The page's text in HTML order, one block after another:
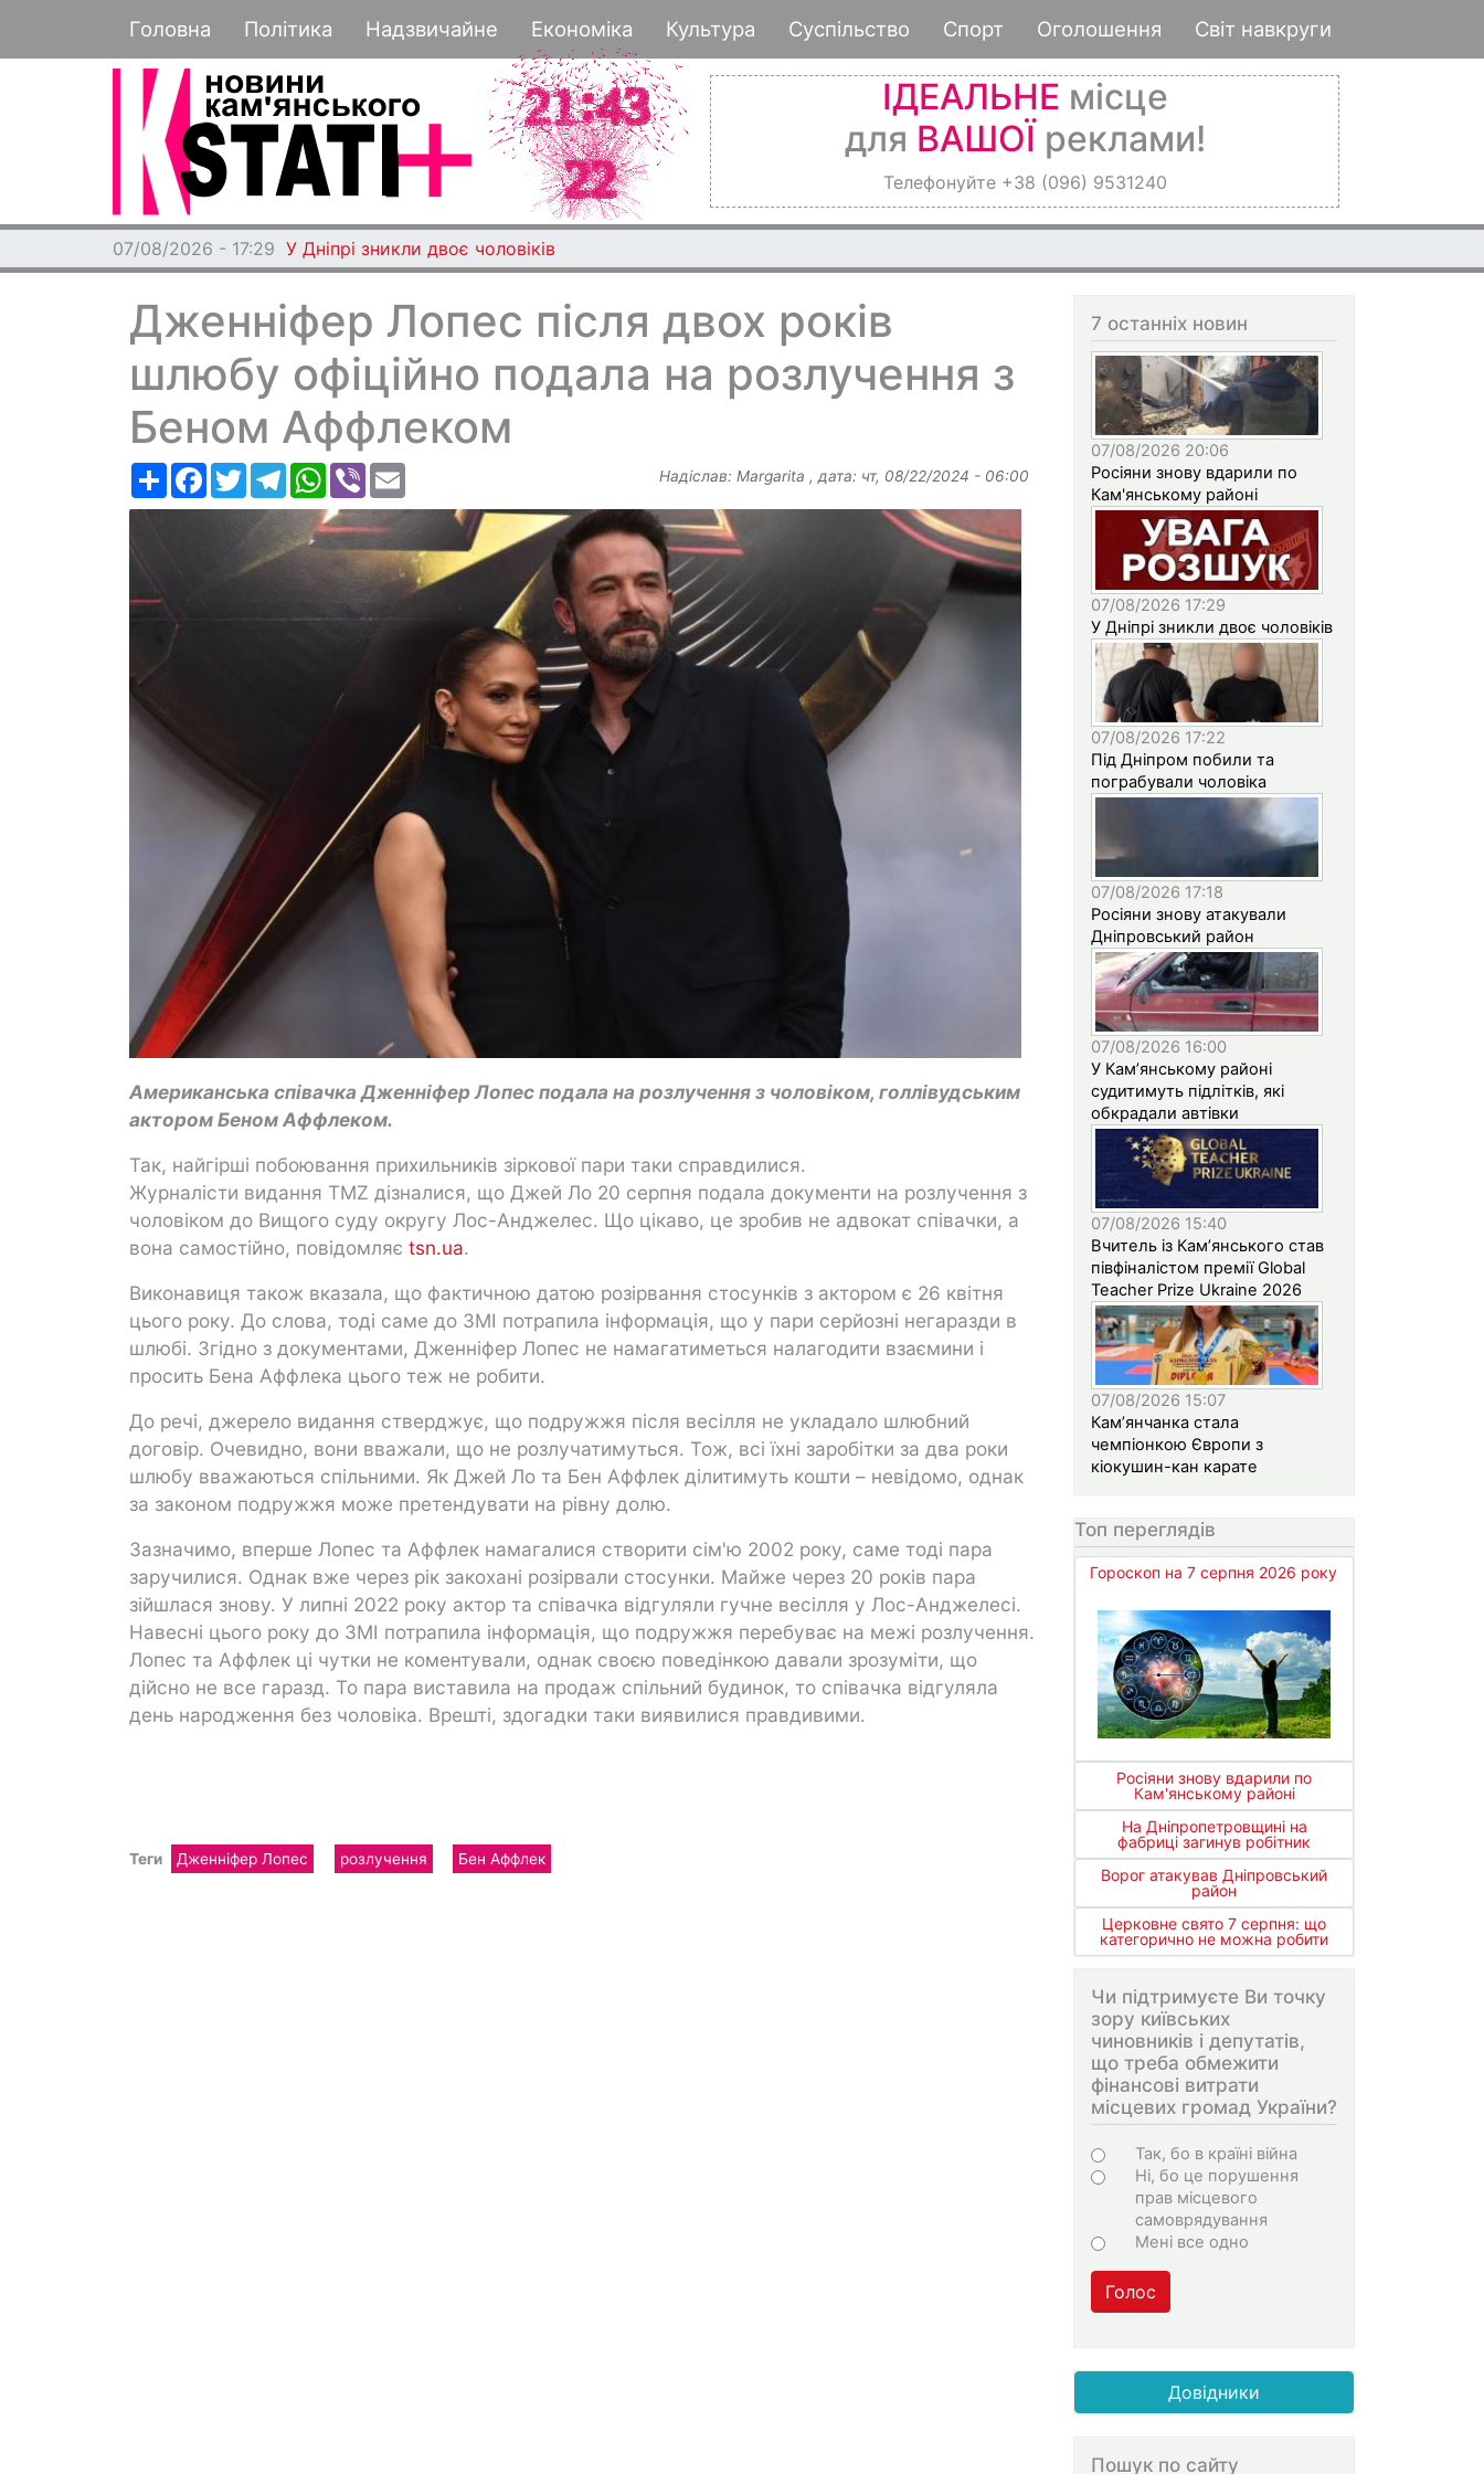
до
основного
Основная навигация
Головна Політика Надзвичайне Економіка Культура Суспільство Спорт Оголошення Світ навкруги
ІДЕАЛЬНЕ місце
для ВАШОЇ реклами!
Телефонуйте +38 (096) 9531240
07/08/2026 - 17:29 У Дніпрі зникли двоє чоловіків
Дженніфер Лопес після двох років
шлюбу офіційно подала на розлучення з
Беном Аффлеком
РесурсFacebook
TwitterTelegramWhatsApp
Viber Надіслав: Margarita , дата: чт, 08/22/2024 - 06:00
Американська співачка Дженніфер Лопес подала на розлучення з чоловіком, голлівудським
актором Беном Аффлеком.
Так, найгірші побоювання прихильників зіркової пари таки справдилися.
Журналісти видання TMZ дізналися, що Джей Ло 20 серпня подала документи на розлучення з
чоловіком до Вищого суду округу Лос-Анджелес. Що цікаво, це зробив не адвокат співачки, а
вона самостійно, повідомляє tsn.ua.
Виконавиця також вказала, що фактичною датою розірвання стосунків з актором є 26 квітня
цього року. До слова, тоді саме до ЗМІ потрапила інформація, що у пари серйозні негаразди в
шлюбі. Згідно з документами, Дженніфер Лопес не намагатиметься налагодити взаємини і
просить Бена Аффлека цього теж не робити.
До речі, джерело видання стверджує, що подружжя після весілля не укладало шлюбний
договір. Очевидно, вони вважали, що не розлучатимуться. Тож, всі їхні заробітки за два роки
шлюбу вважаються спільними. Як Джей Ло та Бен Аффлек ділитимуть кошти – невідомо, однак
за законом подружжя може претендувати на рівну долю.
Зазначимо, вперше Лопес та Аффлек намагалися створити сім'ю 2002 року, саме тоді пара
заручилися. Однак вже через рік закохані розірвали стосунки. Майже через 20 років пара
зійшлася знову. У липні 2022 року актор та співачка відгуляли гучне весілля у Лос-Анджелесі.
Навесні цього року до ЗМІ потрапила інформація, що подружжя перебуває на межі розлучення.
Лопес та Аффлек ці чутки не коментували, однак своєю поведінкою давали зрозуміти, що
дійсно не все гаразд. То пара виставила на продаж спільний будинок, то співачка відгуляла
день народження без чоловіка. Врешті, здогадки таки виявилися правдивими.
Теги Дженніфер Лопес розлучення Бен Аффлек
7 останніх новин
07/08/2026 20:06
Росіяни знову вдарили по
Кам'янському районі
07/08/2026 17:29
У Дніпрі зникли двоє чоловіків
07/08/2026 17:22
Під Дніпром побили та
пограбували чоловіка
07/08/2026 17:18
Росіяни знову атакували
Дніпровський район
07/08/2026 16:00
У Кам’янському районі
судитимуть підлітків, які
обкрадали автівки
07/08/2026 15:40
Вчитель із Кам’янського став
півфіналістом премії Global
Teacher Prize Ukraine 2026
07/08/2026 15:07
Кам’янчанка стала
чемпіонкою Європи з
кіокушин-кан карате
Топ переглядів
Гороскоп на 7 серпня 2026 року
Росіяни знову вдарили по
Кам'янському районі
На Дніпропетровщині на
фабриці загинув робітник
Ворог атакував Дніпровський
район
Церковне свято 7 серпня: що
категорично не можна робити
Чи підтримуєте Ви точку
зору київських
чиновників і депутатів,
що треба обмежити
фінансові витрати
місцевих громад України?
Варіанти
Так, бо в країні війна
Ні, бо це порушення
прав місцевого
самоврядування
Мені все одно
Голос
Довідники
Пошук по сайту